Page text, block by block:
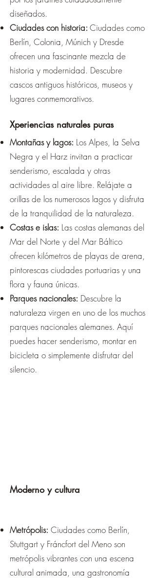
diseñados.
Ciudades con historia: Ciudades como
Berlín, Colonia, Múnich y Dresde
ofrecen una fascinante mezcla de
historia y modernidad. Descubre
cascos antiguos históricos, museos y
lugares conmemorativos.
Xperiencias naturales puras
Montañas y lagos: Los Alpes, la Selva
Negra y el Harz invitan a practicar
senderismo, escalada y otras
actividades al aire libre. Relájate a
orillas de los numerosos lagos y disfruta
de la tranquilidad de la naturaleza.
Costas e islas: Las costas alemanas del
Mar del Norte y del Mar Báltico
ofrecen kilómetros de playas de arena,
pintorescas ciudades portuarias y una
flora y fauna únicas.
Parques nacionales: Descubre la
naturaleza virgen en uno de los muchos
parques nacionales alemanes. Aquí
puedes hacer senderismo, montar en
bicicleta o simplemente disfrutar del
silencio.
Moderno y cultura
Metrópolis: Ciudades como Berlín,
Stuttgart y Fráncfort del Meno son
metrópolis vibrantes con una escena
cultural animada, una gastronomía